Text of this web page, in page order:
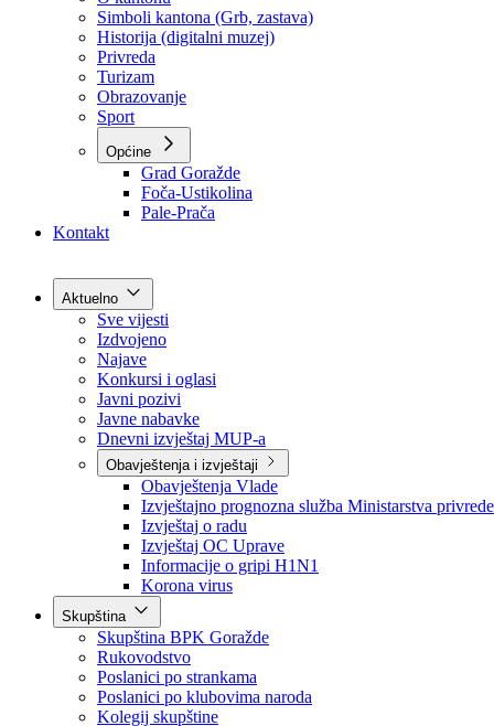
O kantonu
O kantonu
Simboli kantona (Grb, zastava)
Historija (digitalni muzej)
Privreda
Turizam
Obrazovanje
Sport
Općine
Kontakt
Aktuelno
Sve vijesti
Izdvojeno
Najave
Konkursi i oglasi
Javni pozivi
Javne nabavke
Dnevni izvještaj MUP-a
Obavještenja i izvještaji
Obavještenja Vlade
Izvještajno prognozna služba Ministarstva privrede
Izvještaj o radu
Izvještaj OC Uprave
Informacije o gripi H1N1
Korona virus
Skupština
Skupština BPK Goražde
Rukovodstvo